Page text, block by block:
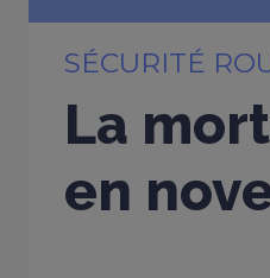
SÉCURITÉ
La
en